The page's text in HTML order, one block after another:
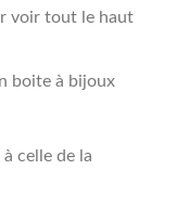
voir tout le haut
boite à bijoux
celle de la